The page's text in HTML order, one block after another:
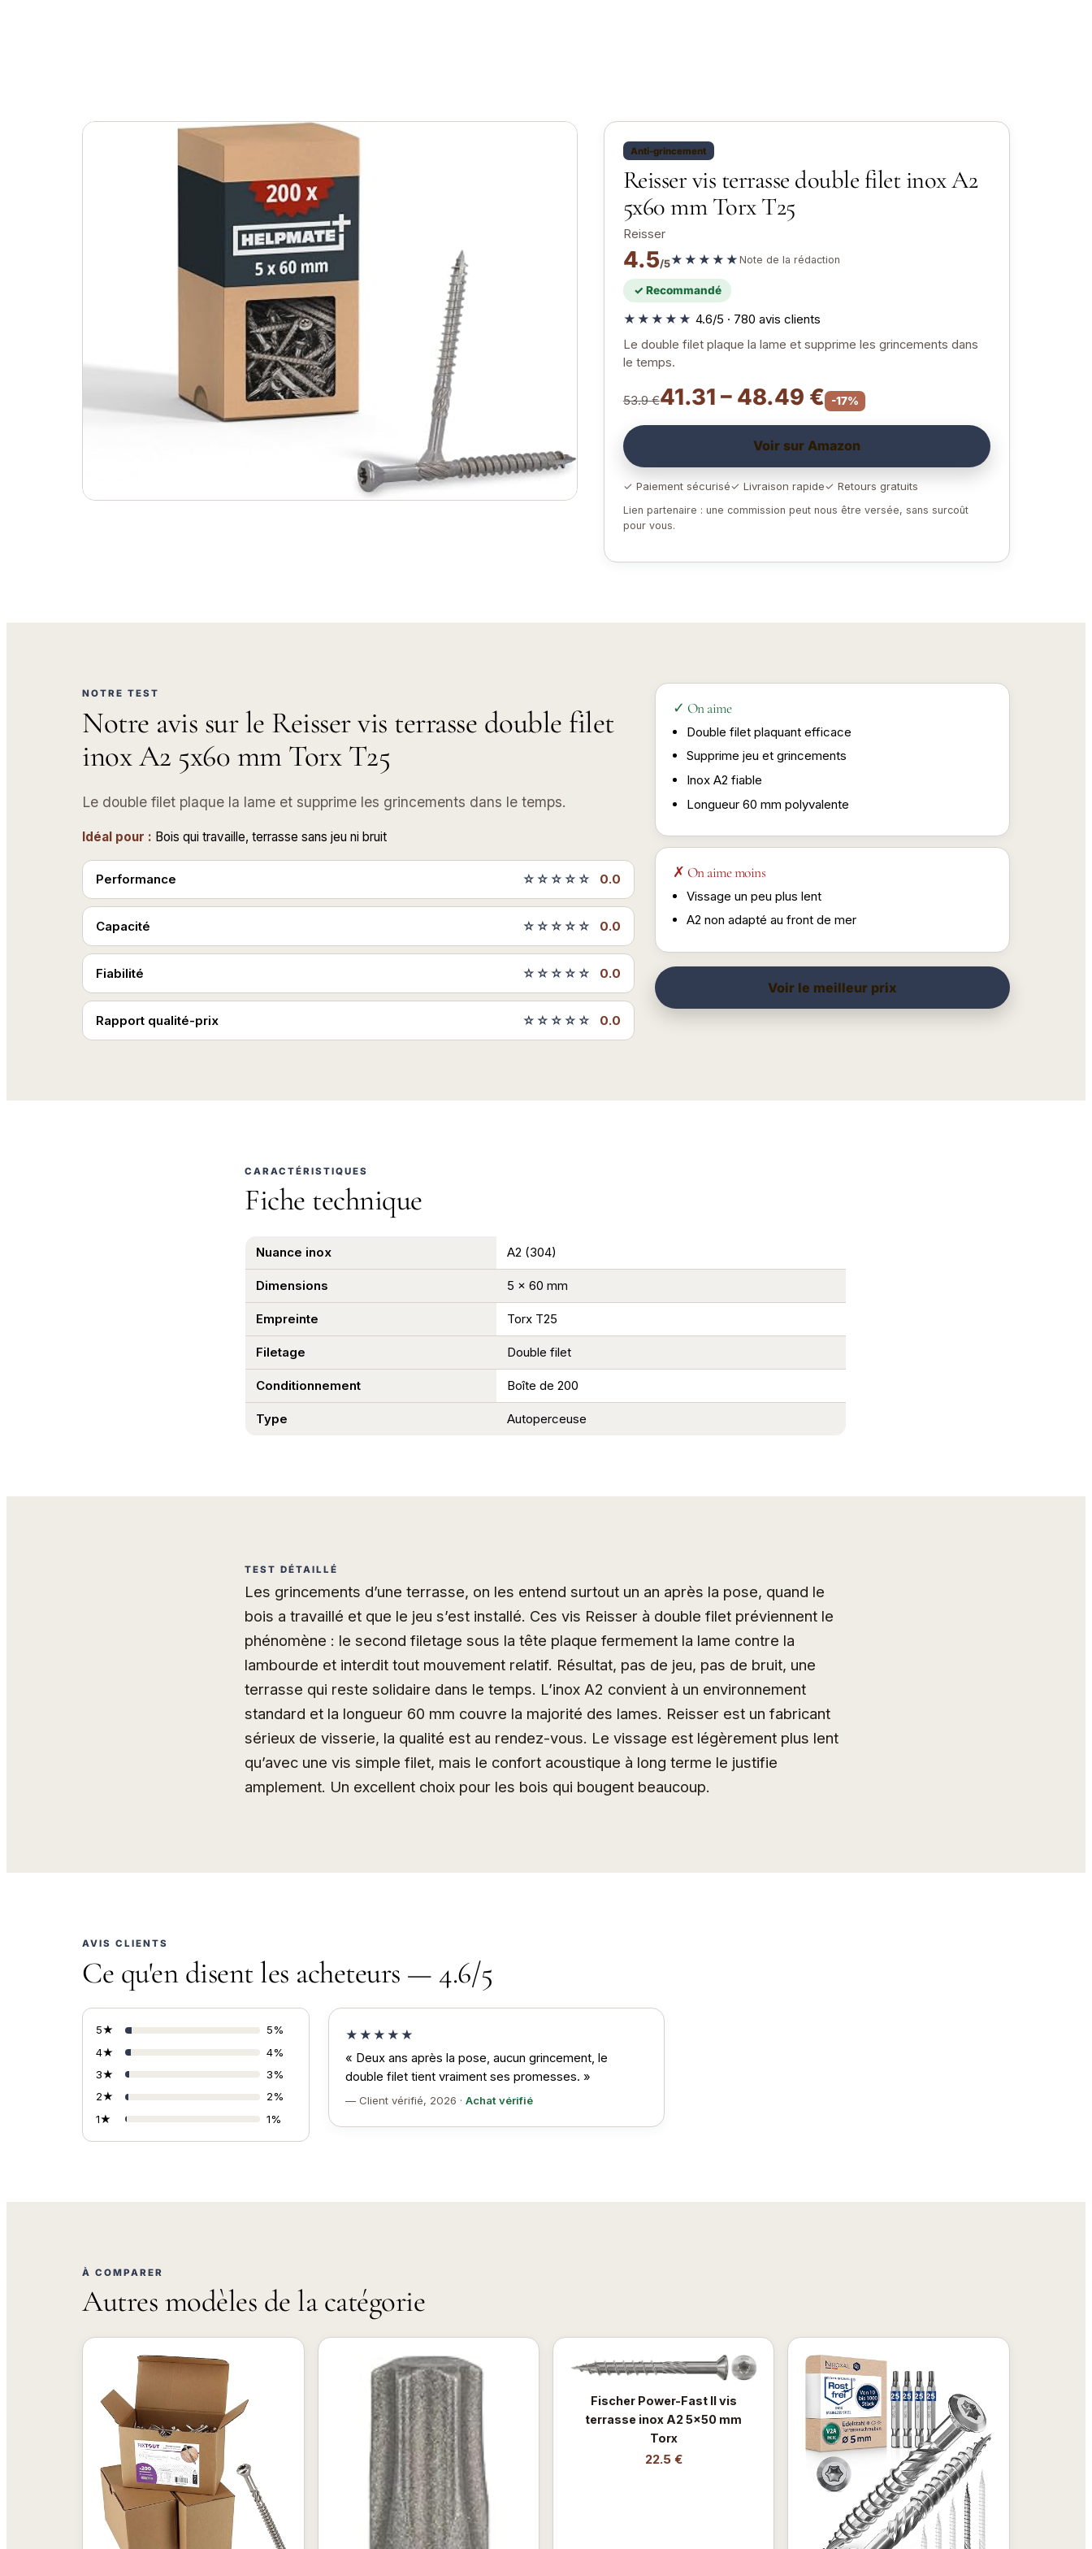
Anti-grincement
Reisser vis terrasse double filet inox A2
5x60 mm Torx T25
Reisser
4.5/5★★★★★ Note de la rédaction
✓ Recommandé
★★★★★ 4.6/5 · 780 avis clients
Le double filet plaque la lame et supprime les grincements dans
le temps.
53.9 €41.31 – 48.49 € -17%
Voir sur Amazon
✓ Paiement sécurisé✓ Livraison rapide✓ Retours gratuits
Lien partenaire : une commission peut nous être versée, sans surcoût
pour vous.
NOTRE TEST
Notre avis sur le Reisser vis terrasse double filet
inox A2 5x60 mm Torx T25
Le double filet plaque la lame et supprime les grincements dans le temps.
Idéal pour : Bois qui travaille, terrasse sans jeu ni bruit
Performance ☆☆☆☆☆ 0.0
Capacité ☆☆☆☆☆ 0.0
Fiabilité ☆☆☆☆☆ 0.0
Rapport qualité-prix ☆☆☆☆☆ 0.0
✓ On aime
Double filet plaquant efficace
Supprime jeu et grincements
Inox A2 fiable
Longueur 60 mm polyvalente
✗ On aime moins
Vissage un peu plus lent
A2 non adapté au front de mer
Voir le meilleur prix
CARACTÉRISTIQUES
Fiche technique
Nuance inox A2 (304)
Dimensions 5 x 60 mm
Empreinte Torx T25
Filetage Double filet
Conditionnement Boîte de 200
Type Autoperceuse
TEST DÉTAILLÉ
Les grincements d’une terrasse, on les entend surtout un an après la pose, quand le
bois a travaillé et que le jeu s’est installé. Ces vis Reisser à double filet préviennent le
phénomène : le second filetage sous la tête plaque fermement la lame contre la
lambourde et interdit tout mouvement relatif. Résultat, pas de jeu, pas de bruit, une
terrasse qui reste solidaire dans le temps. L’inox A2 convient à un environnement
standard et la longueur 60 mm couvre la majorité des lames. Reisser est un fabricant
sérieux de visserie, la qualité est au rendez-vous. Le vissage est légèrement plus lent
qu’avec une vis simple filet, mais le confort acoustique à long terme le justifie
amplement. Un excellent choix pour les bois qui bougent beaucoup.
AVIS CLIENTS
Ce qu'en disent les acheteurs — 4.6/5
5★
5%
4★
4%
3★
3%
2★
2%
1★
1%
★★★★★
« Deux ans après la pose, aucun grincement, le
double filet tient vraiment ses promesses. »
— Client vérifié, 2026 ·Achat vérifié
À COMPARER
Autres modèles de la catégorie
Fischer Power-Fast II vis
terrasse inox A2 5x50 mm
Torx
22.5 €